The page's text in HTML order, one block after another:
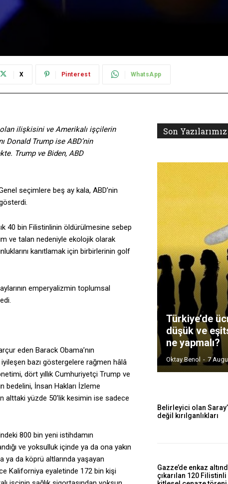
X Pinterest WhatsApp
olan ilişkisini ve Amerikalı işçilerin
Donald Trump ise ABD’nin
Trump ve Biden, ABD
seçimlere beş ay kala, ABD’nin
40 bin Filistinlinin öldürülmesine sebep
ve talan nedeniyle ekolojik olarak
kanıtlamak için birbirlerinin golf
emperyalizmin toplumsal
eden Barack Obama’nın
bazı göstergelere rağmen hâlâ
dört yıllık Cumhuriyetçi Trump ve
bedelini, İnsan Hakları İzleme
alttaki yüzde 50’lik kesimin ise sadece
800 bin yeni istihdamın
ve yoksulluk içinde ya da ona yakın
ya da köprü altlarında yaşayan
Kaliforniya eyaletinde 172 bin kişi
Son Yazılarımız
Türkiye’de
düşük ve
ne yapmalı?
Oktay Benol - 7
Belirleyici olan
değil kırılganlıkları
Gazze’de enkaz
çıkarılan 120